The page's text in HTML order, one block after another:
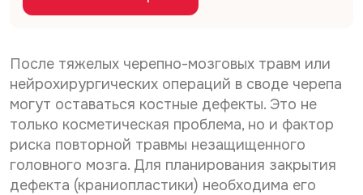
После тяжелых черепно-мозговых травм или
нейрохирургических операций в своде черепа
могут оставаться костные дефекты. Это не
только косметическая проблема, но и фактор
риска повторной травмы незащищенного
головного мозга. Для планирования закрытия
дефекта (краниопластики) необходима его
о
л
а
с
и
е
н
а
данных
С
о
г
а
с
и
Даю согласие на получение информационной
рассылки
Отправить
л
а
с
и
е
н
а
о
б
Даю согласие наобработку персональных
Отправить
Телефон*
E-mail*
Дата выдачи направления*